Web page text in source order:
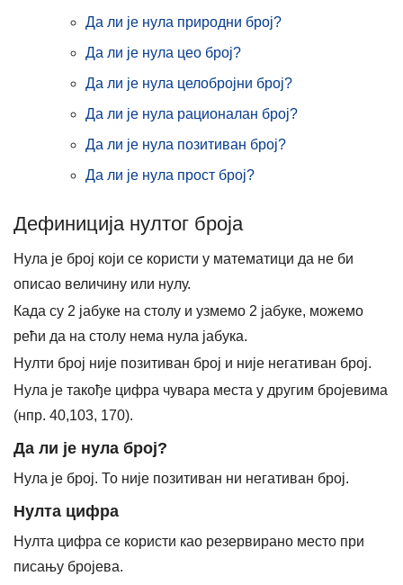
Да ли је нула природни број?
Да ли је нула цео број?
Да ли је нула целобројни број?
Да ли је нула рационалан број?
Да ли је нула позитиван број?
Да ли је нула прост број?
Дефиниција нултог броја
Нула је број који се користи у математици да не би
описао величину или нулу.
Када су 2 јабуке на столу и узмемо 2 јабуке, можемо
рећи да на столу нема нула јабука.
Нулти број није позитиван број и није негативан број.
Нула је такође цифра чувара места у другим бројевима
(нпр. 40,103, 170).
Да ли је нула број?
Нула је број. То није позитиван ни негативан број.
Нулта цифра
Нулта цифра се користи као резервирано место при
писању бројева.